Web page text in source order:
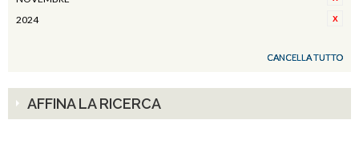
2024
CANCELLA TUTTO
AFFINA LA RICERCA